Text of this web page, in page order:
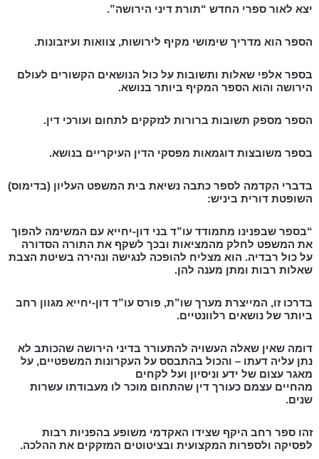
יצא לאור ספרי החדש “תורת דיני הירושה”.
הספר הוא מדריך שימושי מקיף לירושות, צוואות ועיזבונות.
בספר אלפי שאלות ותשובות על כול הנושאים הקשורים לעולם
הירושה והוא הספר המקיף ביותר בנושא.
הספר מספק תשובות ברורות לנזקקים לתחום ועורכי דין.
בספר משובצות דוגמאות מפסקי הדין העיקריים בנושא.
בדברי הקדמה לספר כתבה נשיאת בית המשפט העליון (בדימוס)
השופטת דורית ביניש:
“בספר שבפנינו מתמודד עו”ד בני דון-יחייא עם המשימה להפוך
את המשפט לחלק מהמציאות ובכך לשקף את התורה הסדורה
על כול רבדיה. הוא מצליח להופכה לנגישה ונהירה בשיטת הצבת
שאלות רבות ומתן מענה להן.
בדרכו זו, המייצרת מערך שו”ת, פורס עו”ד דון-יחייא מגוון רחב
ביותר של נושאים רלוונטיים.
דומה שאין שאלה העשויה להתעורר בדיני הירושה שהכותב לא
נתן עליה דעתו – והכול בהתבסס על העקרונות המשפטיים, על
מאגר עצום של ידע וניסיון ועל לקחים
מהחיים עצמם כעורך דין שהתחום מוכר לו מעבודתו עשרות
שנים.
זהו ספר רחב היקף שצידו האקדמי משופע בהפניות רבות
לפסיקה ולספרות המקצועית ובציטוטים המזקקים את ההלכה.